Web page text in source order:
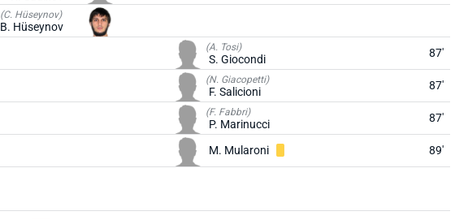
(C. Hüseynov)
B. Hüseynov
(A. Tosi)
S. Giocondi 87'
(N. Giacopetti)
F. Salicioni 87'
(F. Fabbri)
P. Marinucci 87'
M. Mularoni 89'